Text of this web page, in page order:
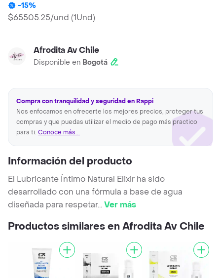
-15%
$65505.25/und (1Und)
Afrodita Av Chile
Disponible en Bogotá
Compra con tranquilidad y seguridad en Rappi
Nos enfocamos en ofrecerte los mejores precios, proteger tus
compras y que puedas utilizar el medio de pago más practico
para ti. Conoce más...
Información del producto
El Lubricante Íntimo Natural Elixir ha sido
desarrollado con una fórmula a base de agua
diseñada para respetar...Ver más
Productos similares en Afrodita Av Chile